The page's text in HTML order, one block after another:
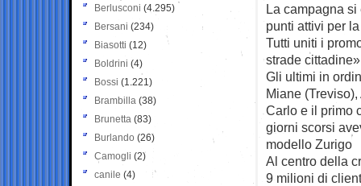
La campagna
punti attivi per
Tutti uniti i
strade
Gli ultimi in
Miane
Carlo e il primo
giorni scorsi
modello Zurigo
Al centro della
9 milioni di
Berlusconi (4.295)
Bersani (234)
Biasotti (12)
Boldrini (4)
Bossi (1.221)
Brambilla (38)
Brunetta (83)
Burlando (26)
Camogli (2)
canile (4)